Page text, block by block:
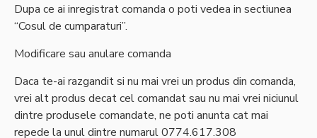
Dupa ce ai inregistrat comanda o poti vedea in sectiunea
“Cosul de cumparaturi”.
Modificare sau anulare comanda
Daca te-ai razgandit si nu mai vrei un produs din comanda,
vrei alt produs decat cel comandat sau nu mai vrei niciunul
dintre produsele comandate, ne poti anunta cat mai
repede la unul dintre numarul 0774.617.308